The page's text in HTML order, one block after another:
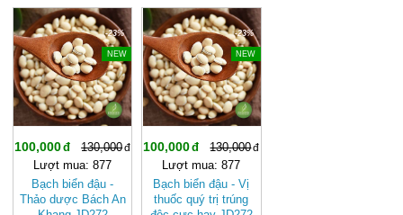
-23%
NEW
100,000
130,000
Lượt mua: 877
Bạch biển đậu -
Thảo dược Bách An
-23%
NEW
100,000
130,000
Lượt mua: 877
Bạch biển đậu - Vị
thuốc quý trị trúng